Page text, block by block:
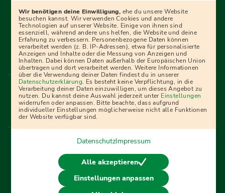
Ratgebern und Prüfungspaketen, interaktiven
Videokursen und vielem mehr. Für alle, die was werden
wollen!
Menü Fußleiste
Impressum Bildquellen Presse
Mediadaten
Partner
AGB Datenschutz
Widerrufsbelehrung
Bestellung
Affiliate Partner Cookies
Vertrag widerrufen
© 2026 Ausbildungspark Verlag. Alle Rechte vorbehalten.
Wir benötigen deine Einwilligung, ehe du unsere Website
besuchen kannst. Wir verwenden Cookies und andere
Technologien auf unserer Website. Einige von ihnen sind
essenziell, während andere uns helfen, die Website und deine
Erfahrung zu verbessern. Personenbezogene Daten können
verarbeitet werden (z. B. IP-Adressen), etwa für personalisierte
Anzeigen und Inhalte oder die Messung von Anzeigen und
Inhalten. Dabei können Daten außerhalb der Europäischen Union
übertragen und dort verarbeitet werden. Weitere Informationen
über die Verwendung deiner Daten findest du in unserer
Datenschutzerklärung. Es besteht keine Verpflichtung, in die
Verarbeitung deiner Daten einzuwilligen, um dieses Angebot zu
nutzen. Du kannst deine Auswahl jederzeit unter Einstellungen
widerrufen oder anpassen. Bitte beachte, dass aufgrund
individueller Einstellungen möglicherweise nicht alle Funktionen
der Website verfügbar sind.
DatenschutzImpressum
Alle akzeptieren
Einstellungen anpassen